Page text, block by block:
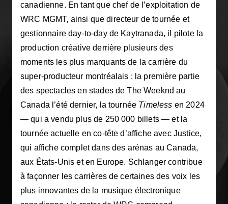
canadienne. En tant que chef de l’exploitation de
WRC MGMT, ainsi que directeur de tournée et
gestionnaire day-to-day de Kaytranada, il pilote la
production créative derrière plusieurs des
moments les plus marquants de la carrière du
super-producteur montréalais : la première partie
des spectacles en stades de The Weeknd au
Canada l’été dernier, la tournée Timeless en 2024
— qui a vendu plus de 250 000 billets — et la
tournée actuelle en co-tête d’affiche avec Justice,
qui affiche complet dans des arénas au Canada,
aux États-Unis et en Europe. Schlanger contribue
à façonner les carrières de certaines des voix les
plus innovantes de la musique électronique